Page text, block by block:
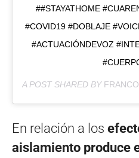
##STAYATHOME
#COVID19 #DOBLAJE
#ACTUACIÓNDEVOZ
A POST SHARED BY
En relación a los
aislamiento produce